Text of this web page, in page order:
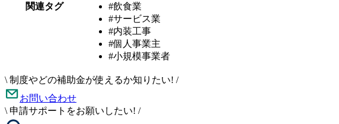
関連タグ
#飲食業
#サービス業
#内装工事
#個人事業主
#小規模事業者
\ 制度やどの補助金が使えるか知りたい! /
お問い合わせ
\ 申請サポートをお願いしたい! /